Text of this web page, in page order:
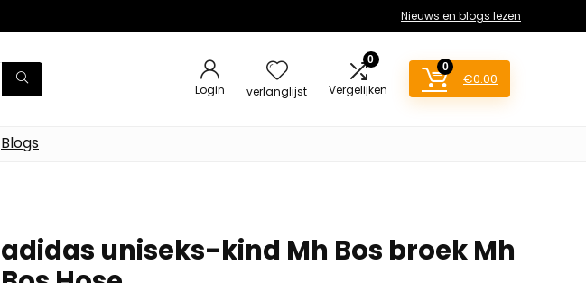
Nieuws en blogs lezen
Login verlanglijst
0
Vergelijken
0
€0.00
Blogs
adidas uniseks-kind Mh Bos broek Mh